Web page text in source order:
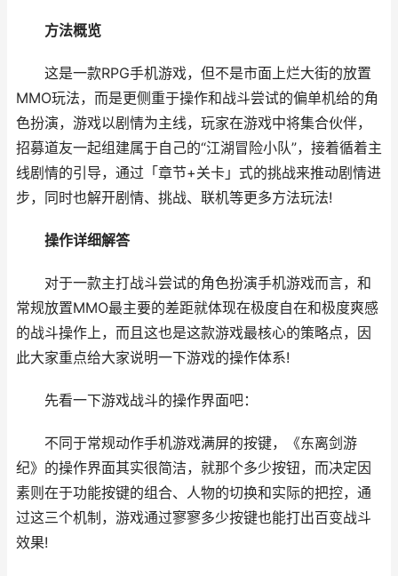
方法概览
这是一款RPG手机游戏，但不是市面上烂大街的放置
MMO玩法，而是更侧重于操作和战斗尝试的偏单机给的角
色扮演，游戏以剧情为主线，玩家在游戏中将集合伙伴，
招募道友一起组建属于自己的“江湖冒险小队”，接着循着主
线剧情的引导，通过「章节+关卡」式的挑战来推动剧情进
步，同时也解开剧情、挑战、联机等更多方法玩法!
操作详细解答
对于一款主打战斗尝试的角色扮演手机游戏而言，和
常规放置MMO最主要的差距就体现在极度自在和极度爽感
的战斗操作上，而且这也是这款游戏最核心的策略点，因
此大家重点给大家说明一下游戏的操作体系!
先看一下游戏战斗的操作界面吧：
不同于常规动作手机游戏满屏的按键，《东离剑游
纪》的操作界面其实很简洁，就那个多少按钮，而决定因
素则在于功能按键的组合、人物的切换和实际的把控，通
过这三个机制，游戏通过寥寥多少按键也能打出百变战斗
效果!